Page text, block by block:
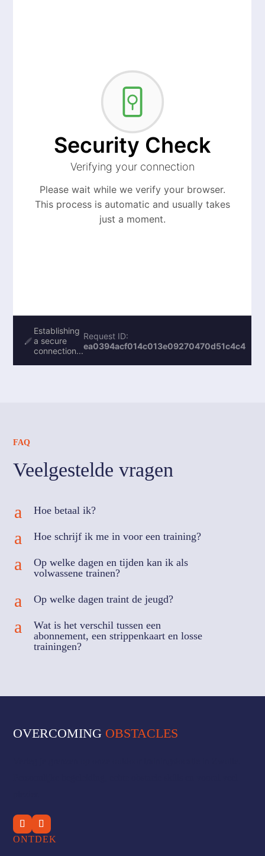
FAQ
Veelgestelde vragen
a Hoe betaal ik?
a Hoe schrijf ik me in voor een training?
a
Op welke dagen en tijden kan ik als
volwassene trainen?
a Op welke dagen traint de jeugd?
a
Wat is het verschil tussen een
abonnement, een strippenkaart en losse
trainingen?
OVERCOMING OBSTACLES
ONTDEK